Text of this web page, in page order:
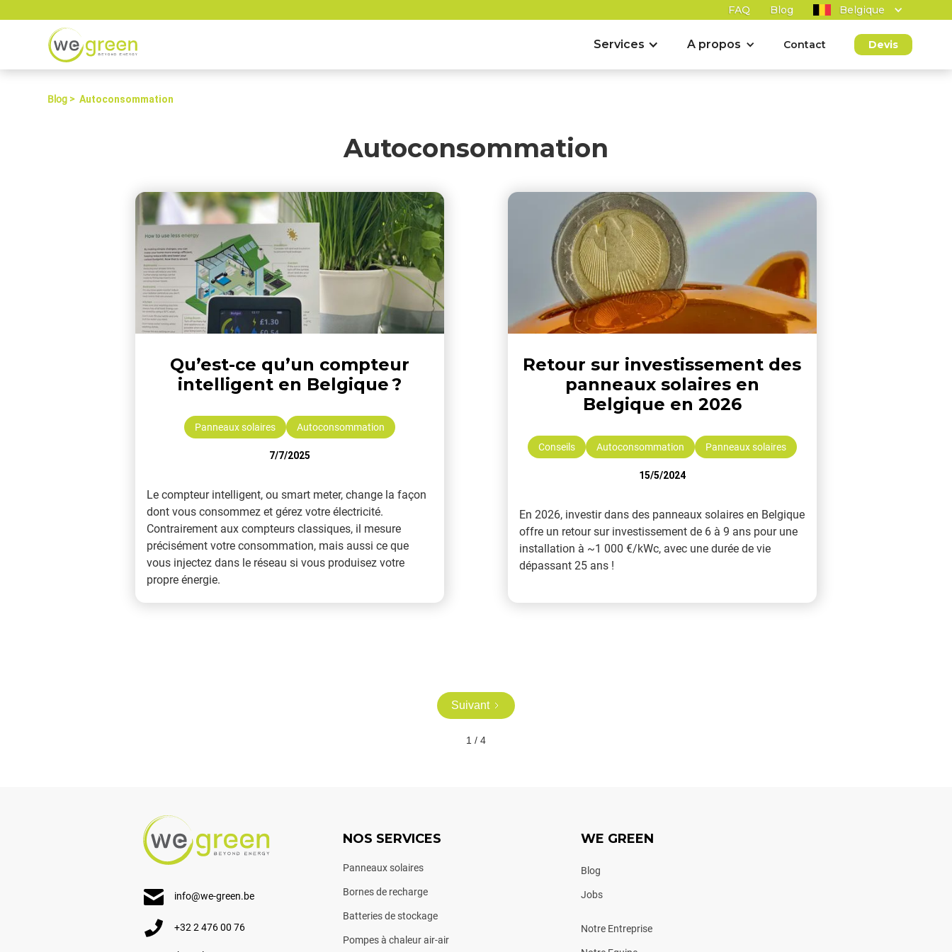
FAQ Blog Belgique
Services A propos Contact Devis
Blog > Autoconsommation
Autoconsommation
Qu’est-ce qu’un compteur
intelligent en Belgique ?
Panneaux solaires Autoconsommation
7/7/2025
Le compteur intelligent, ou smart meter, change la façon
dont vous consommez et gérez votre électricité.
Contrairement aux compteurs classiques, il mesure
précisément votre consommation, mais aussi ce que
vous injectez dans le réseau si vous produisez votre
propre énergie.
Retour sur investissement des
panneaux solaires en
Belgique en 2026
Conseils Autoconsommation Panneaux solaires
15/5/2024
En 2026, investir dans des panneaux solaires en Belgique
offre un retour sur investissement de 6 à 9 ans pour une
installation à ~1 000 €/kWc, avec une durée de vie
dépassant 25 ans !
Suivant
1 / 4
info@we-green.be
+32 2 476 00 76
NOS SERVICES
Panneaux solaires
Bornes de recharge
Batteries de stockage
Pompes à chaleur air-air
WE GREEN
Blog
Jobs
Notre Entreprise